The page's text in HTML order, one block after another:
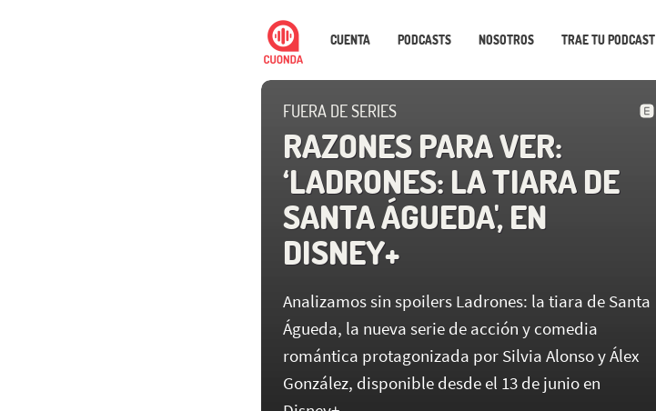
CUENTA PODCASTS NOSOTROS TRAE TU PODCAST
FUERA DE SERIES
RAZONES PARA VER:
‘LADRONES: LA TIARA DE
SANTA ÁGUEDA', EN
DISNEY+
Analizamos sin spoilers Ladrones: la tiara de Santa
Águeda, la nueva serie de acción y comedia
romántica protagonizada por Silvia Alonso y Álex
González, disponible desde el 13 de junio en